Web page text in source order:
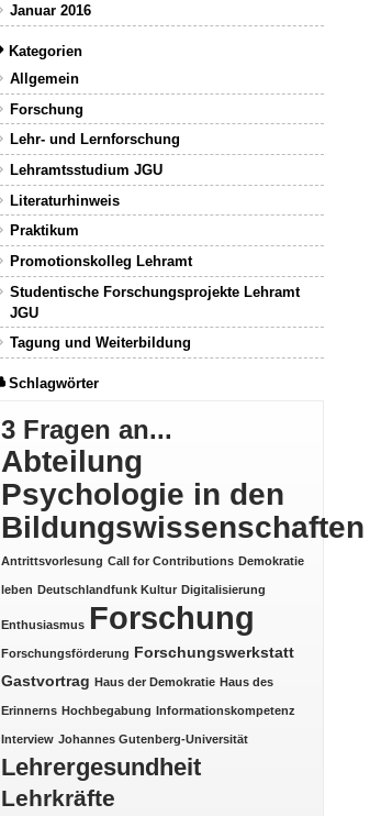
Januar 2016
Kategorien
Allgemein
Forschung
Lehr- und Lernforschung
Lehramtsstudium JGU
Literaturhinweis
Praktikum
Promotionskolleg Lehramt
Studentische Forschungsprojekte Lehramt
JGU
Tagung und Weiterbildung
Schlagwörter
3 Fragen an...
Abteilung
Psychologie in den
Bildungswissenschaften
Antrittsvorlesung Call for Contributions Demokratie
leben Deutschlandfunk Kultur Digitalisierung
Enthusiasmus Forschung
Forschungsförderung
Forschungswerkstatt
Gastvortrag Haus der Demokratie Haus des
Erinnerns Hochbegabung Informationskompetenz
Interview Johannes Gutenberg-Universität
Lehrergesundheit
Lehrkräfte